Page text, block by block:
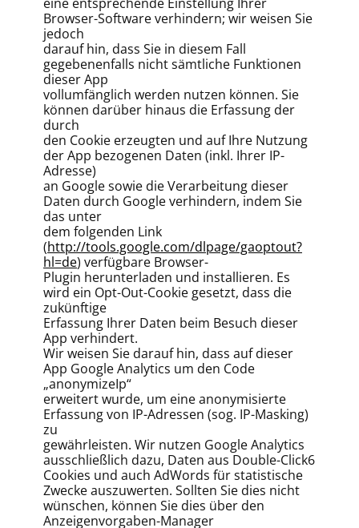
Browser-Software verhindern; wir weisen Sie
jedoch
darauf hin, dass Sie in diesem Fall
gegebenenfalls nicht sämtliche Funktionen
dieser App
vollumfänglich werden nutzen können. Sie
können darüber hinaus die Erfassung der
durch
den Cookie erzeugten und auf Ihre Nutzung
der App bezogenen Daten (inkl. Ihrer IP-
Adresse)
an Google sowie die Verarbeitung dieser
Daten durch Google verhindern, indem Sie
das unter
dem folgenden Link
(http://tools.google.com/dlpage/gaoptout?
hl=de) verfügbare Browser-
Plugin herunterladen und installieren. Es
wird ein Opt-Out-Cookie gesetzt, dass die
zukünftige
Erfassung Ihrer Daten beim Besuch dieser
App verhindert.
Wir weisen Sie darauf hin, dass auf dieser
App Google Analytics um den Code
„anonymizeIp“
erweitert wurde, um eine anonymisierte
Erfassung von IP-Adressen (sog. IP-Masking)
zu
gewährleisten. Wir nutzen Google Analytics
ausschließlich dazu, Daten aus Double-Click6
Cookies und auch AdWords für statistische
Zwecke auszuwerten. Sollten Sie dies nicht
wünschen, können Sie dies über den
Anzeigenvorgaben-Manager